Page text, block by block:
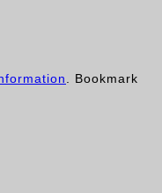
. Bookmark